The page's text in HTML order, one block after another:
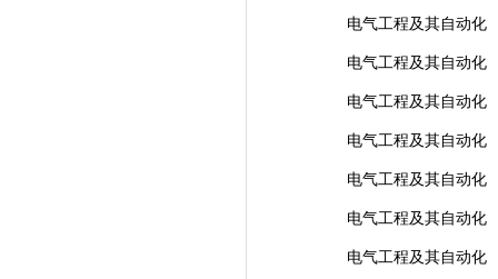
电气工程及其自动化
电气工程及其自动化
电气工程及其自动化
电气工程及其自动化
电气工程及其自动化
电气工程及其自动化
电气工程及其自动化